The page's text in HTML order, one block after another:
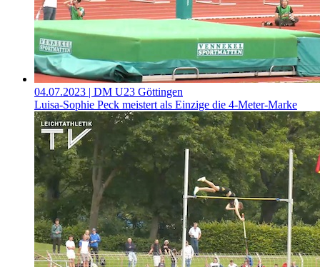
04.07.2023 | DM U23 Göttingen
Luisa-Sophie Peck meistert als Einzige die 4-Meter-Marke